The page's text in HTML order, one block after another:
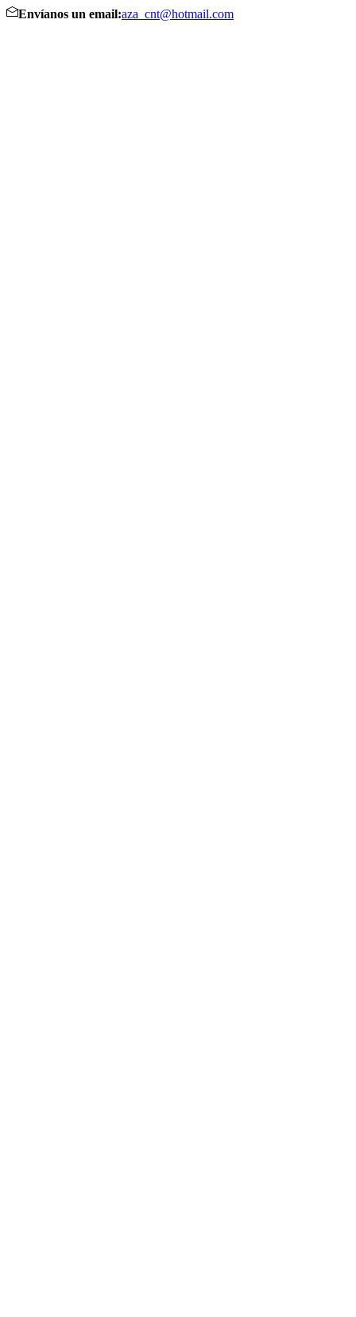
Envíanos un email:aza_cnt@hotmail.com